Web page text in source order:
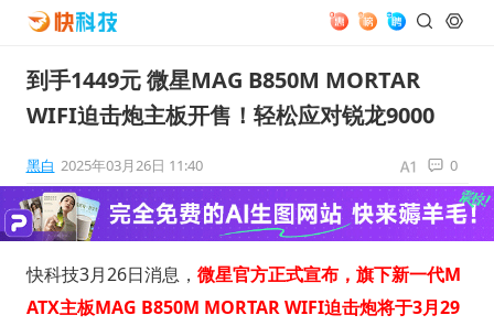
到手1449元 微星MAG B850M MORTAR
WIFI迫击炮主板开售！轻松应对锐龙9000
黑白 2025年03月26日 11:40 0
快科技3月26日消息， 微星官方正式宣布，旗下新一代M
ATX主板MAG B850M MORTAR WIFI迫击炮将于3月29